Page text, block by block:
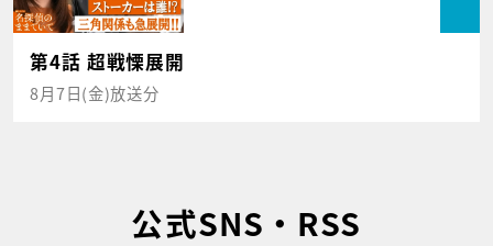
第4話 超戦慄展開
8月7日(金)放送分
公式SNS・RSS